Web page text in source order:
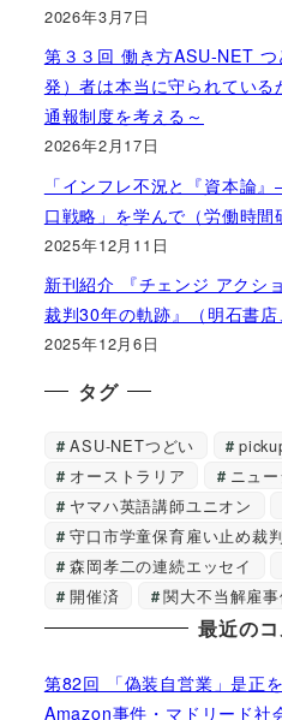
2026年3月7日
第３３回 働き方ASU-NET
発）者は本当に守られてい
通報制度を考える～
2026年2月17日
「インフレ不況と『資本論
口戦略」を学んで（労働時間
2025年12月11日
新刊紹介 『チェンジ アクシ
裁判30年の軌跡』（明石書店
2025年12月6日
タグ
ASU-NETつどい
オーストラリア
ニュ
ヤマハ英語講師ユニオン
守口市学童保育雇い止め裁判
森岡孝二の連続エッセイ
開催済
関大不当解雇
最近の
第82回 「偽装自営業」是正
Amazon事件・マドリード社